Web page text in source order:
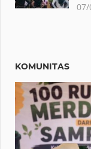
07/
KOMUNITAS